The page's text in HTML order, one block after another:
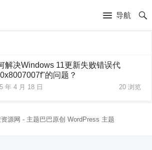
导航
解决Windows 11更新失败错误代
的问题？
年 4 月 18 日 20浏览
源网 - 主题巴巴原创WordPress 主题